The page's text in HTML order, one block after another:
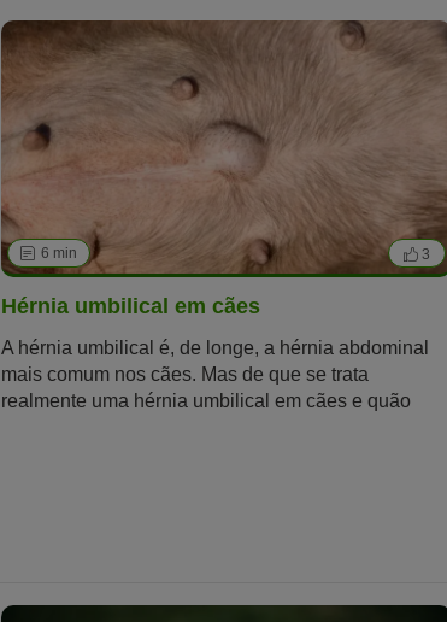
6 min 3
Hérnia umbilical em cães
A hérnia umbilical é, de longe, a hérnia abdominal
mais comum nos cães. Mas de que se trata
realmente uma hérnia umbilical em cães e quão